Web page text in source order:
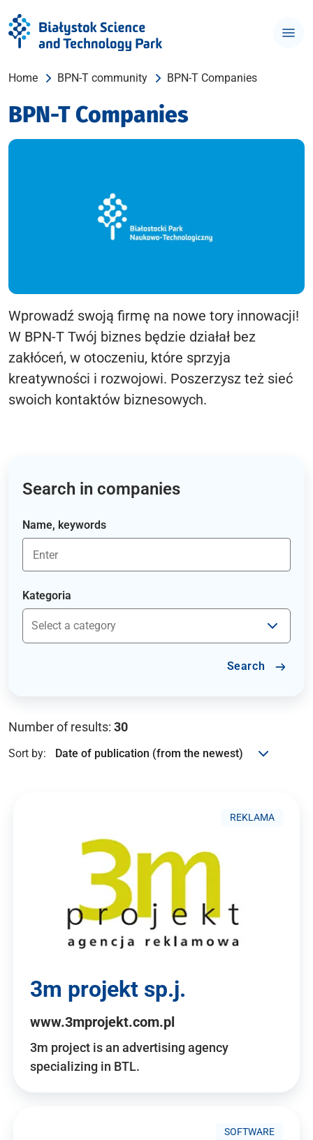
Home BPN-T community BPN-T Companies
BPN-T Companies
Wprowadź swoją firmę na nowe tory innowacji!
W BPN-T Twój biznes będzie działał bez
zakłóceń, w otoczeniu, które sprzyja
kreatywności i rozwojowi. Poszerzysz też sieć
swoich kontaktów biznesowych.
Search in companies
Name, keywords
Kategoria
Search
Number of results: 30
Sort by:
REKLAMA
3m projekt sp.j.
www.3mprojekt.com.pl
3m project is an advertising agency
specializing in BTL.
SOFTWARE